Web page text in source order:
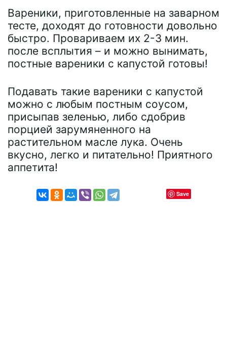
Вареники, приготовленные на заварном
тесте, доходят до готовности довольно
быстро. Провариваем их 2-3 мин.
после всплытия – и можно вынимать,
постные вареники с капустой готовы!
Подавать такие вареники с капустой
можно с любым постным соусом,
присыпав зеленью, либо сдобрив
порцией зарумяненного на
растительном масле лука. Очень
вкусно, легко и питательно! Приятного
аппетита!
Save